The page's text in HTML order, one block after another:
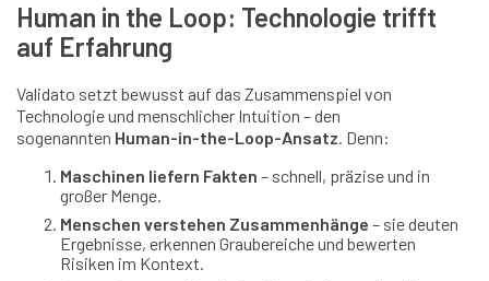
Human in the Loop: Technologie trifft
auf Erfahrung
Validato setzt bewusst auf das Zusammenspiel von
Technologie und menschlicher Intuition – den
sogenannten Human-in-the-Loop-Ansatz. Denn:
Maschinen liefern Fakten – schnell, präzise und in
großer Menge.
Menschen verstehen Zusammenhänge – sie deuten
Ergebnisse, erkennen Graubereiche und bewerten
Risiken im Kontext.